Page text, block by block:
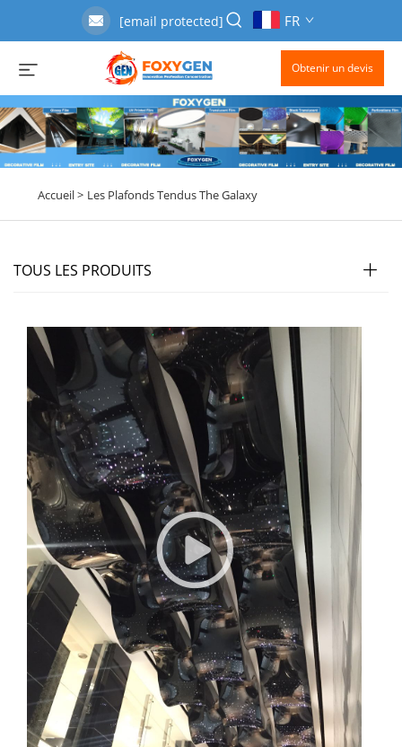
[email protected] FR
Obtenir un devis
Accueil > Les Plafonds Tendus The Galaxy
TOUS LES PRODUITS